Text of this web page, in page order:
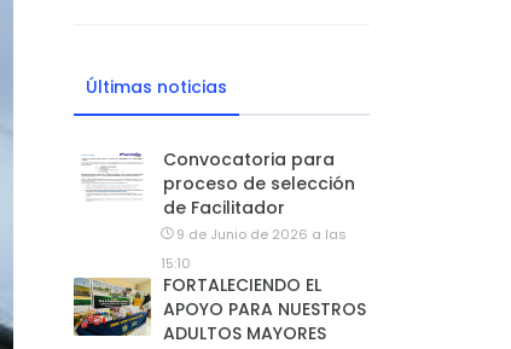
Últimas noticias
Convocatoria para
proceso de selección
de Facilitador
9 de Junio de 2026 a las
15:10
FORTALECIENDO EL
APOYO PARA NUESTROS
ADULTOS MAYORES